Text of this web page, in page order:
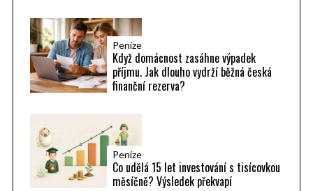
Peníze
Když domácnost zasáhne výpadek
příjmu. Jak dlouho vydrží běžná česká
finanční rezerva?
Peníze
Co udělá 15 let investování s tisícovkou
měsíčně? Výsledek překvapí